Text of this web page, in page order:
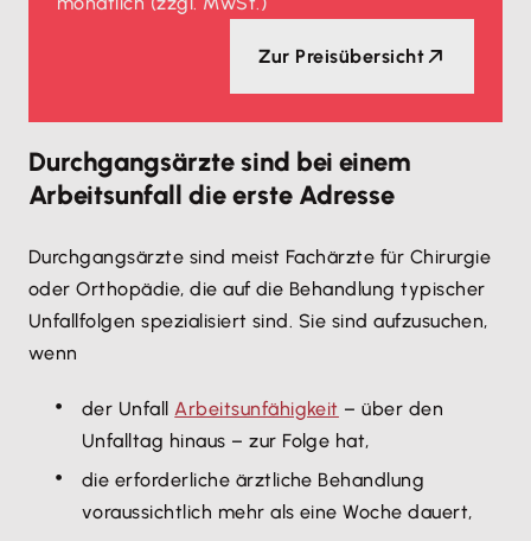
Zur Preisübersicht
Durchgangsärzte sind bei einem
Arbeitsunfall die erste Adresse
Durchgangsärzte sind meist Fachärzte für Chirurgie
oder Orthopädie, die auf die Behandlung typischer
Unfallfolgen spezialisiert sind. Sie sind aufzusuchen,
wenn
der UnfallArbeitsunfähigkeit – über den
Unfalltag hinaus – zur Folge hat,
die erforderliche ärztliche Behandlung
voraussichtlich mehr als eine Woche dauert,